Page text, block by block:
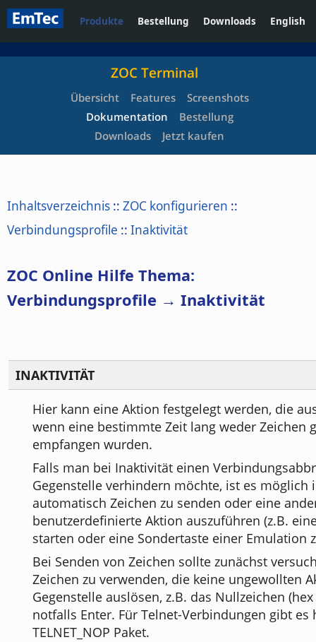
Produkte Bestellung Downloads English
ZOC Terminal
Übersicht Features
Screenshots
Dokumentation
Bestellung
Downloads
Jetzt kaufen
Inhaltsverzeichnis :: ZOC konfigurieren ::
Verbindungsprofile :: Inaktivität
ZOC Online Hilfe Thema:
Verbindungsprofile → Inaktivität
INAKTIVITÄT
Hier kann eine Aktion festgelegt werden, die
wenn eine bestimmte Zeit lang weder Zeichen
empfangen wurden.
Falls man bei Inaktivität einen
Gegenstelle verhindern möchte, ist es möglich
automatisch Zeichen zu senden oder eine
benutzerdefinierte Aktion auszuführen (z.B.
starten oder eine Sondertaste einer Emulation
Bei Senden von Zeichen sollte zunächst
Zeichen zu verwenden, die keine ungewollten
Gegenstelle auslösen, z.B. das Nullzeichen (hex
notfalls Enter. Für Telnet-Verbindungen gibt es
TELNET_NOP Paket.